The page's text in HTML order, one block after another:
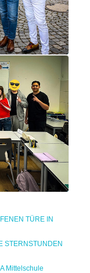
TÜRE IN
STERNSTUNDEN
Mittelschule